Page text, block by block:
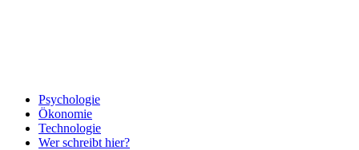
Psychologie
Ökonomie
Technologie
Wer schreibt hier?